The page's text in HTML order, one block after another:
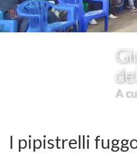
A
I pipistrelli